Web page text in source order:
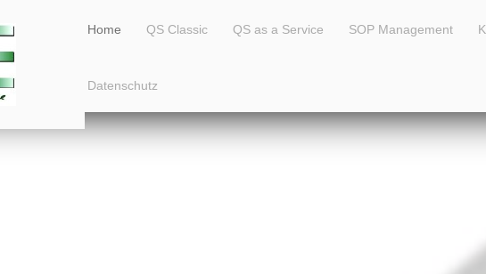
Home QS Classic QS as a Service SOP Management
Datenschutz